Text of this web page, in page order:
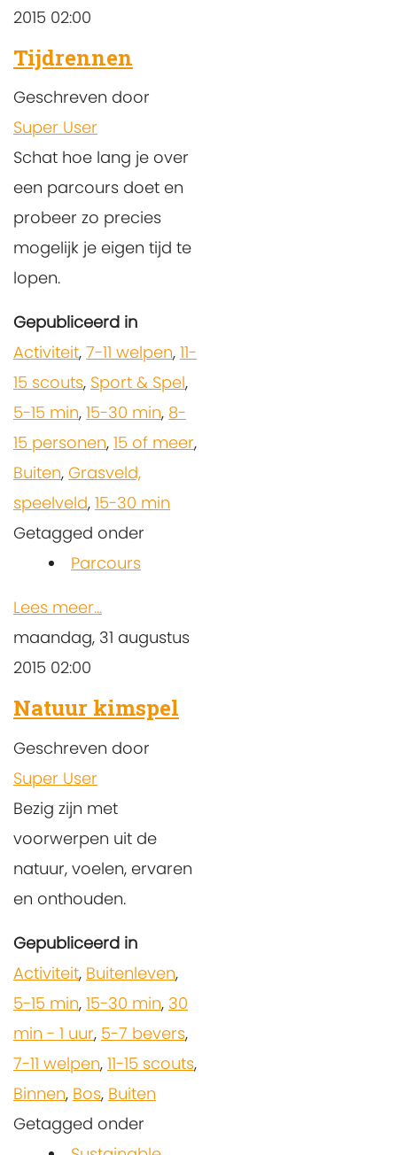
2015 02:00
Tijdrennen
Geschreven door
Super User
Schat hoe lang je over
een parcours doet en
probeer zo precies
mogelijk je eigen tijd te
lopen.
Gepubliceerd in
Activiteit, 7-11 welpen, 11-
15 scouts, Sport & Spel,
5-15 min, 15-30 min, 8-
15 personen, 15 of meer,
Buiten, Grasveld,
speelveld, 15-30 min
Getagged onder
Parcours
Lees meer...
maandag, 31 augustus
2015 02:00
Natuur kimspel
Geschreven door
Super User
Bezig zijn met
voorwerpen uit de
natuur, voelen, ervaren
en onthouden.
Gepubliceerd in
Activiteit, Buitenleven,
5-15 min, 15-30 min, 30
min - 1 uur, 5-7 bevers,
7-11 welpen, 11-15 scouts,
Binnen, Bos, Buiten
Getagged onder